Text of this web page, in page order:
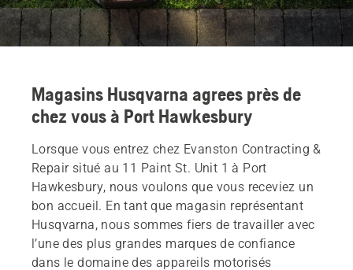
Magasins Husqvarna agrees près de
chez vous à Port Hawkesbury
Lorsque vous entrez chez Evanston Contracting &
Repair situé au 11 Paint St. Unit 1 à Port
Hawkesbury, nous voulons que vous receviez un
bon accueil. En tant que magasin représentant
Husqvarna, nous sommes fiers de travailler avec
l’une des plus grandes marques de confiance
dans le domaine des appareils motorisés